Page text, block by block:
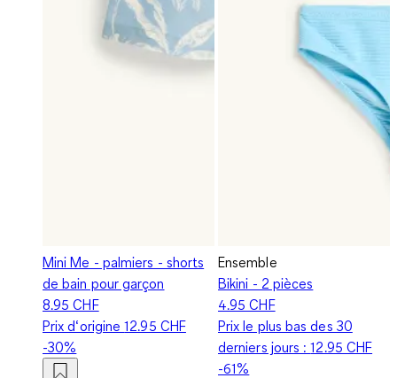
Mini Me - palmiers - shorts
de bain pour garçon
8.95 CHF
Prix d‘origine12.95 CHF
-30%
Ensemble
Bikini - 2 pièces
4.95 CHF
Prix le plus bas des 30
derniers jours :12.95 CHF
-61%